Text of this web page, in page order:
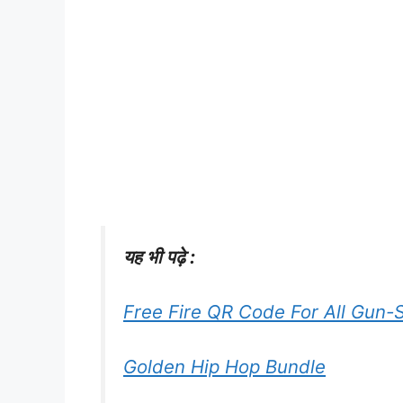
यह भी पढ़े :
Free Fire QR Code For All Gun-
Golden Hip Hop Bundle